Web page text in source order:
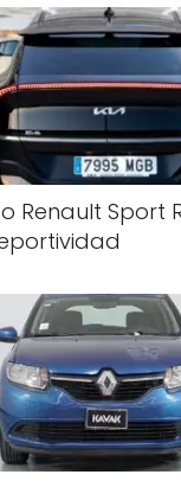
Renault Sport